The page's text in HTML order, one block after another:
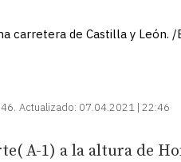
carretera de Castilla y León. /
Actualizado: 07.04.2021 | 22:46
A-1) a la altura de